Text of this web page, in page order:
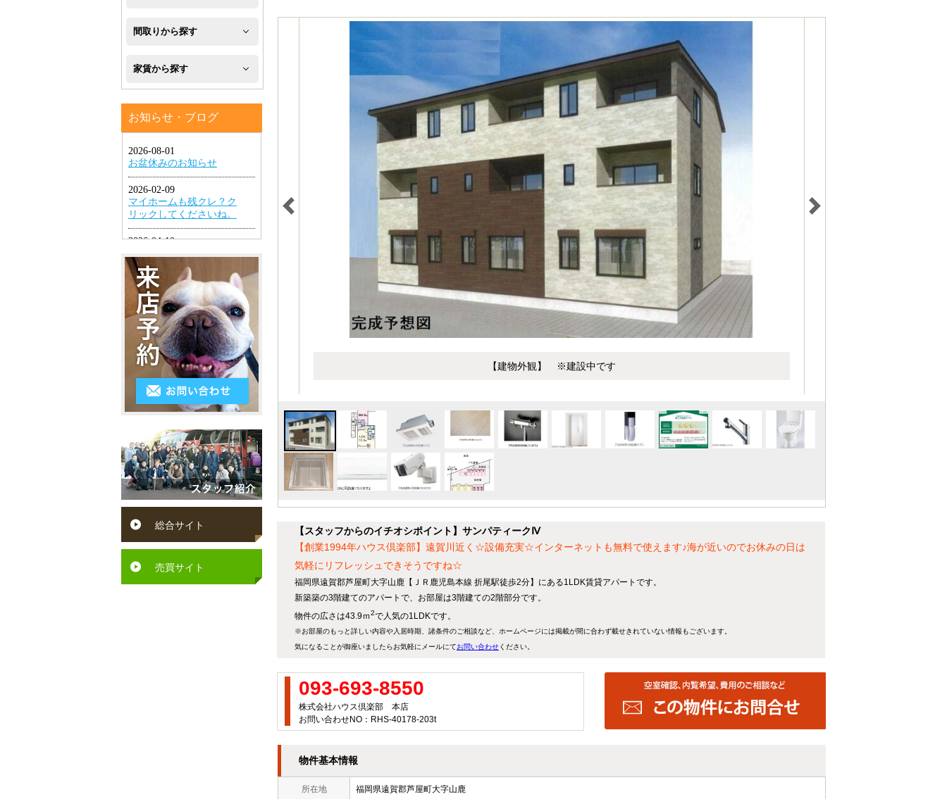
【建物外観】 ※建設中です
【スタッフからのイチオシポイント】サンパティークⅣ
【創業1994年ハウス倶楽部】遠賀川近く☆設備充実☆インターネットも無料で使えます♪海が近いのでお休みの日は
気軽にリフレッシュできそうですね☆
福岡県遠賀郡芦屋町大字山鹿【ＪＲ鹿児島本線 折尾駅徒歩2分】にある1LDK賃貸アパートです。
新築築の3階建てのアパートで、お部屋は3階建ての2階部分です。
物件の広さは43.9ｍ2で人気の1LDKです。
※お部屋のもっと詳しい内容や入居時期、諸条件のご相談など、ホームページには掲載が間に合わず載せきれていない情報もございます。
気になることが御座いましたらお気軽にメールにてお問い合わせください。
093-693-8550
株式会社ハウス倶楽部 本店
お問い合わせNO：RHS-40178-203t
物件基本情報
所在地 福岡県遠賀郡芦屋町大字山鹿
ロ
ー
リ
グ
エ
ア
コ
ン
シ
ス
ム
チ
ン
ペ
ッ
ト
可
八
西
幡
東
区
小
北
小
倉
南
区
遠
賀
町
水
巻
芦
間取りから探す
1R・
1K・
1DK・
2K・
2DK・
2LDK
3K・
3DK・
3LDK
4K
以
上
家賃から探す
４
万
円
以
下
４
円
５
万
５
円
～
６
万
円
お知らせ・ブログ
総合サイト
売買サイト